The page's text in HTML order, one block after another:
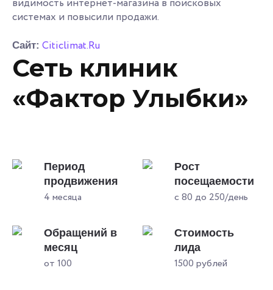
видимость интернет-магазина в поисковых
системах и повысили продажи.
Сайт: Citiclimat.Ru
Сеть клиник
«Фактор Улыбки»
Период
продвижения
4 месяца
Рост
посещаемости
с 80 до 250/день
Обращений в
месяц
от 100
Стоимость
лида
1500 рублей